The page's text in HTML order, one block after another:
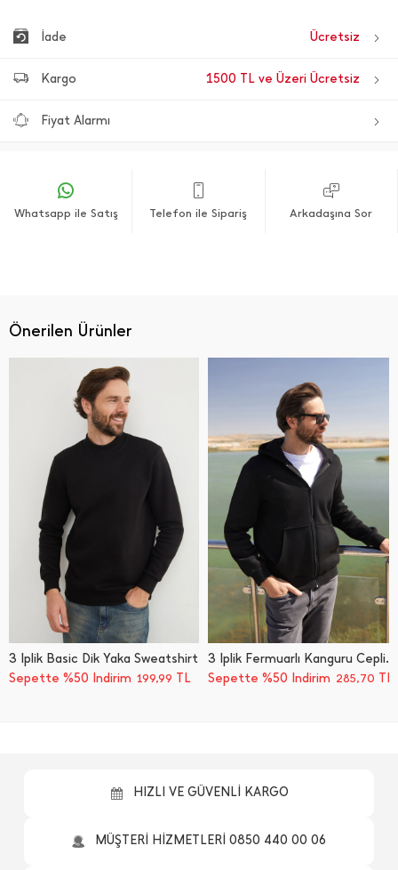
İade Ücretsiz
Kargo 1500 TL ve Üzeri Ücretsiz
Fiyat Alarmı
Whatsapp ile Satış Telefon ile Sipariş Arkadaşına Sor
Önerilen Ürünler
3 İ̇plik Basic Dik Yaka Sweatshirt
Sepette %50 İndirim 199,99 TL
3 İ̇plik Fermuarlı Kanguru Cepli Sweatshirt
Sepette %50 İndirim 285,70 TL
HIZLI VE GÜVENLİ KARGO
MÜŞTERİ HİZMETLERİ 0850 440 00 06